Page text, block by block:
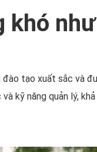
khó
tạo xuất sắc và
kỹ năng quản lý,